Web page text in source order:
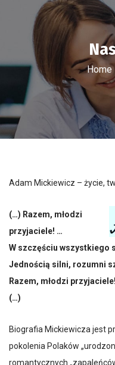
Home
Adam Mickiewicz – życie,
(…) Razem, młodzi
przyjaciele! …
W szczęściu wszystkiego
Jednością silni, rozumni
Razem, młodzi
(…)
Biografia Mickiewicza jest
pokolenia Polaków
romantycznych